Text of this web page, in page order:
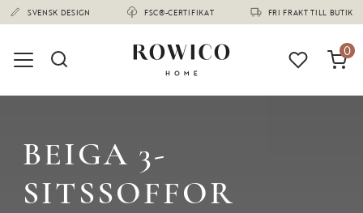
(1668)
0
BEIGA 3-
SITSSOFFOR